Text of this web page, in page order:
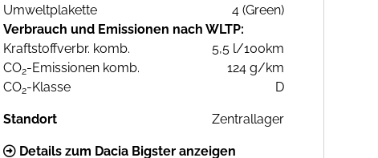
Umweltplakette
4 (Green)
Verbrauch und Emissionen nach WLTP:
Kraftstoffverbr. komb.
5,5 l/100km
CO2-Emissionen komb.
124 g/km
CO2-Klasse D
Standort Zentrallager
Details zum Dacia Bigster anzeigen